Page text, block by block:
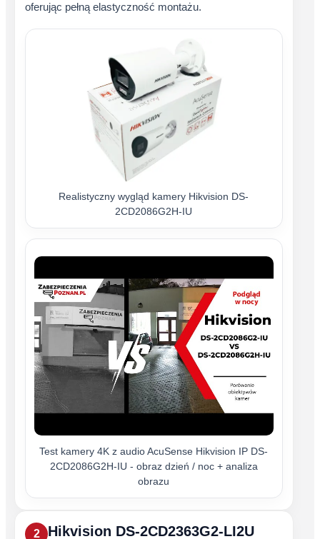
oferując pełną elastyczność montażu.
Realistyczny wygląd kamery Hikvision DS-
2CD2086G2H-IU
Test kamery 4K z audio AcuSense Hikvision IP DS-
2CD2086G2H-IU - obraz dzień / noc + analiza
obrazu
2 Hikvision DS-2CD2363G2-LI2U